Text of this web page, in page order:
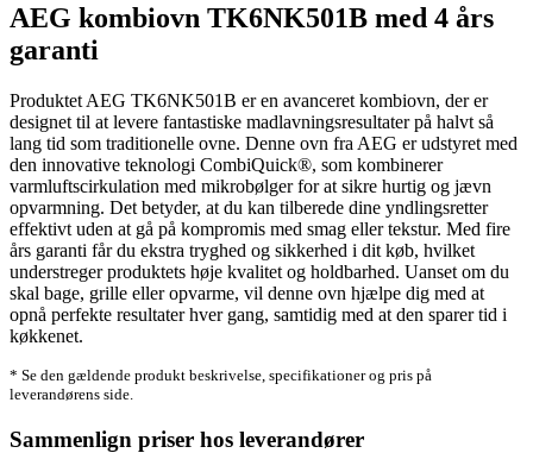
AEG kombiovn TK6NK501B med 4 års
garanti
Produktet AEG TK6NK501B er en avanceret kombiovn, der er
designet til at levere fantastiske madlavningsresultater på halvt så
lang tid som traditionelle ovne. Denne ovn fra AEG er udstyret med
den innovative teknologi CombiQuick®, som kombinerer
varmluftscirkulation med mikrobølger for at sikre hurtig og jævn
opvarmning. Det betyder, at du kan tilberede dine yndlingsretter
effektivt uden at gå på kompromis med smag eller tekstur. Med fire
års garanti får du ekstra tryghed og sikkerhed i dit køb, hvilket
understreger produktets høje kvalitet og holdbarhed. Uanset om du
skal bage, grille eller opvarme, vil denne ovn hjælpe dig med at
opnå perfekte resultater hver gang, samtidig med at den sparer tid i
køkkenet.
* Se den gældende produkt beskrivelse, specifikationer og pris på
leverandørens side.
Sammenlign priser hos leverandører